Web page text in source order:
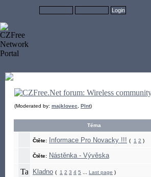
(Moderated by: majklovec Plnt)
Téma
Čtěte: Informace Pro Novacky !!! ( 1 2 )
Čtěte: Nástěnka - Vývěska
Kladno ( 1 2 3 4 5 Last page )